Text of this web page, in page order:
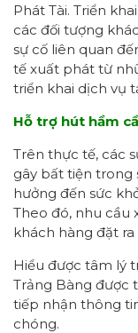
Phát Tài. Triển
các đối tượng
sự cố liên quan
tế xuất phát từ
triển khai dịch vụ
Hỗ trợ hút hầm
Trên thực tế, các
gây bất tiện trong
hưởng đến sức
Theo đó, nhu cầu
khách hàng đặt ra
Hiểu được tâm lý
Trảng Bàng được
tiếp nhận thông
chóng.